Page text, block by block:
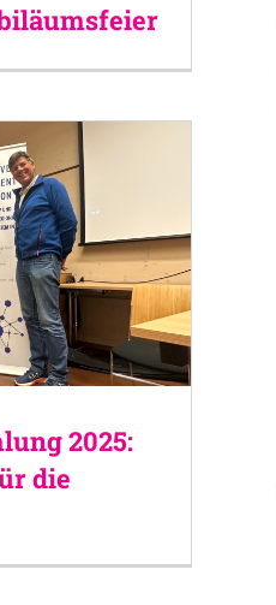
2025:
die